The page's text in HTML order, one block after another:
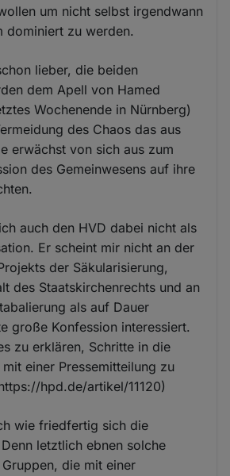
um nicht selbst irgendwann
dominiert zu werden.
lieber, die beiden
dem Apell von Hamed
Wochenende in Nürnberg)
des Chaos das aus
erwächst von sich aus zum
des Gemeinwesens auf ihre
auch den HVD dabei nicht als
Er scheint mir nicht an der
der Säkularisierung,
des Staatskirchenrechts und an
als auf Dauer
große Konfession interessiert.
zu erklären, Schritte in die
einer Pressemitteilung zu
hpd.de/artikel/11120)
wie friedfertig sich die
letztlich ebnen solche
die mit einer